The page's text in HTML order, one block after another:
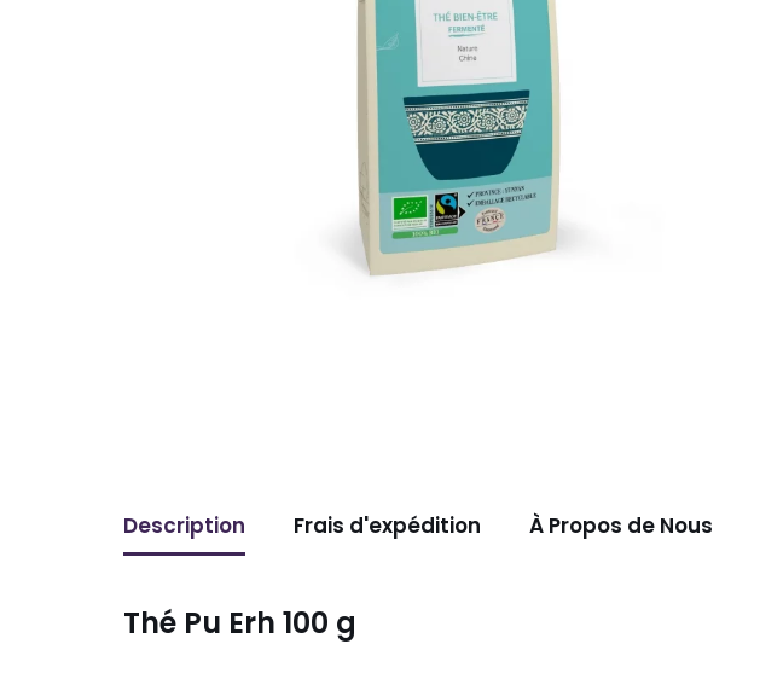
Description Frais d'expédition À Propos de Nous
Thé Pu Erh 100 g